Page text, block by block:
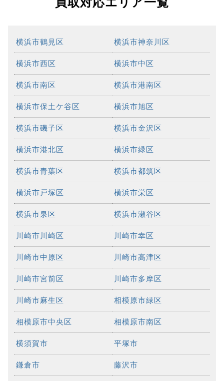
横浜市鶴見区 横浜市神奈川区
横浜市西区 横浜市中区
横浜市南区 横浜市港南区
横浜市保土ケ谷区 横浜市旭区
横浜市磯子区 横浜市金沢区
横浜市港北区 横浜市緑区
横浜市青葉区 横浜市都筑区
横浜市戸塚区 横浜市栄区
横浜市泉区 横浜市瀬谷区
川崎市川崎区 川崎市幸区
川崎市中原区 川崎市高津区
川崎市宮前区 川崎市多摩区
川崎市麻生区 相模原市緑区
相模原市中央区 相模原市南区
横須賀市 平塚市
鎌倉市 藤沢市